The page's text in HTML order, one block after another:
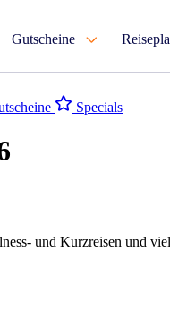
Gutscheine
Specials
und Kurzreisen und